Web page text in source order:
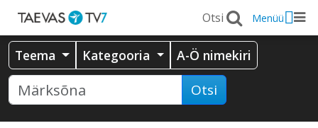
Menüü
Teema Kategooria A-Ö nimekiri
Otsi